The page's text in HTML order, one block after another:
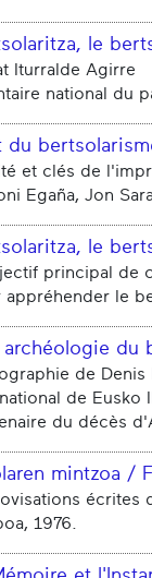
le
Iturralde Agirre
national du
du
et clés de
Egaña, Jon
le
principal de
appréhender le
archéologie du
de
de
du décès
mintzoa /
écrites
1976.